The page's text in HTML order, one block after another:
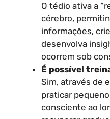
O tédio ativa a
cérebro,
informações,
desenvolva
ocorrem sob
É possível
Sim, através de
praticar
consciente ao